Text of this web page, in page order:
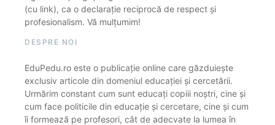
(cu link), ca o declarație reciprocă de respect și
profesionalism. Vă mulțumim!
DESPRE NOI
EduPedu.ro este o publicație online care găzduiește
exclusiv articole din domeniul educației și cercetării.
Urmărim constant cum sunt educați copiii noștri, cine și
cum face politicile din educație și cercetare, cine și cum
îi formează pe profesori, cât de adecvate la lumea în